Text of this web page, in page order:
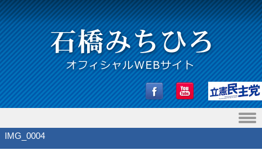
Skip to content
IMG_0004